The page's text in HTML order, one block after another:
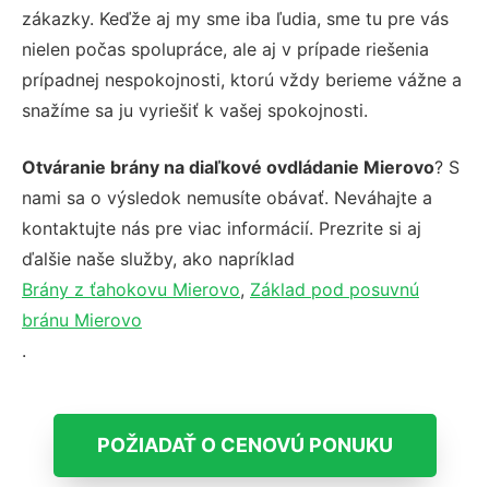
zákazky. Keďže aj my sme iba ľudia, sme tu pre vás
nielen počas spolupráce, ale aj v prípade riešenia
prípadnej nespokojnosti, ktorú vždy berieme vážne a
snažíme sa ju vyriešiť k vašej spokojnosti.
Otváranie brány na diaľkové ovdládanie Mierovo? S
nami sa o výsledok nemusíte obávať. Neváhajte a
kontaktujte nás pre viac informácií. Prezrite si aj
ďalšie naše služby, ako napríklad
Brány z ťahokovu Mierovo, Základ pod posuvnú
bránu Mierovo
.
POŽIADAŤ O CENOVÚ PONUKU